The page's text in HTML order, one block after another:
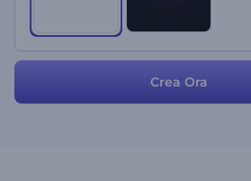
Crea Ora